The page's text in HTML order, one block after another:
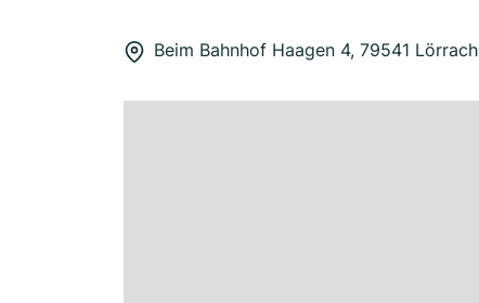
Beim Bahnhof Haagen 4, 79541 Lörrach